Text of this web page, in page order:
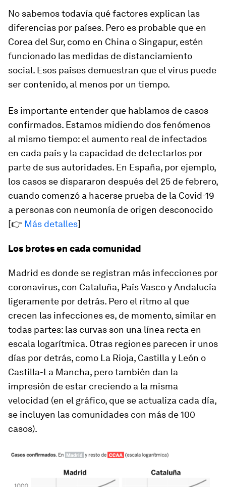
No sabemos todavía qué factores explican las
diferencias por países. Pero es probable que en
Corea del Sur, como en China o Singapur, estén
funcionado las medidas de distanciamiento
social. Esos países demuestran que el virus puede
ser contenido, al menos por un tiempo.
Es importante entender que hablamos de casos
confirmados. Estamos midiendo dos fenómenos
al mismo tiempo: el aumento real de infectados
en cada país y la capacidad de detectarlos por
parte de sus autoridades. En España, por ejemplo,
los casos se dispararon después del 25 de febrero,
cuando comenzó a hacerse prueba de la Covid-19
a personas con neumonía de origen desconocido
[👉 Más detalles]
Los brotes en cada comunidad
Madrid es donde se registran más infecciones por
coronavirus, con Cataluña, País Vasco y Andalucía
ligeramente por detrás. Pero el ritmo al que
crecen las infecciones es, de momento, similar en
todas partes: las curvas son una línea recta en
escala logarítmica. Otras regiones parecen ir unos
días por detrás, como La Rioja, Castilla y León o
Castilla-La Mancha, pero también dan la
impresión de estar creciendo a la misma
velocidad (en el gráfico, que se actualiza cada día,
se incluyen las comunidades con más de 100
casos).